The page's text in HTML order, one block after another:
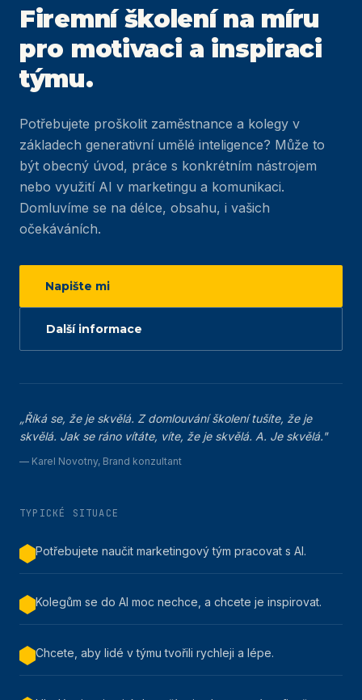
Firemní školení na míru
pro motivaci a inspiraci
týmu.
Potřebujete proškolit zaměstnance a kolegy v
základech generativní umělé inteligence? Může to
být obecný úvod, práce s konkrétním nástrojem
nebo využití AI v marketingu a komunikaci.
Domluvíme se na délce, obsahu, i vašich
očekáváních.
Napište mi
Další informace
„Říká se, že je skvělá. Z domlouvání školení tušíte, že je
skvělá. Jak se ráno vítáte, víte, že je skvělá. A. Je skvělá."
— Karel Novotny, Brand konzultant
TYPICKÉ SITUACE
Potřebujete naučit marketingový tým pracovat s AI.
Kolegům se do AI moc nechce, a chcete je inspirovat.
Chcete, aby lidé v týmu tvořili rychleji a lépe.